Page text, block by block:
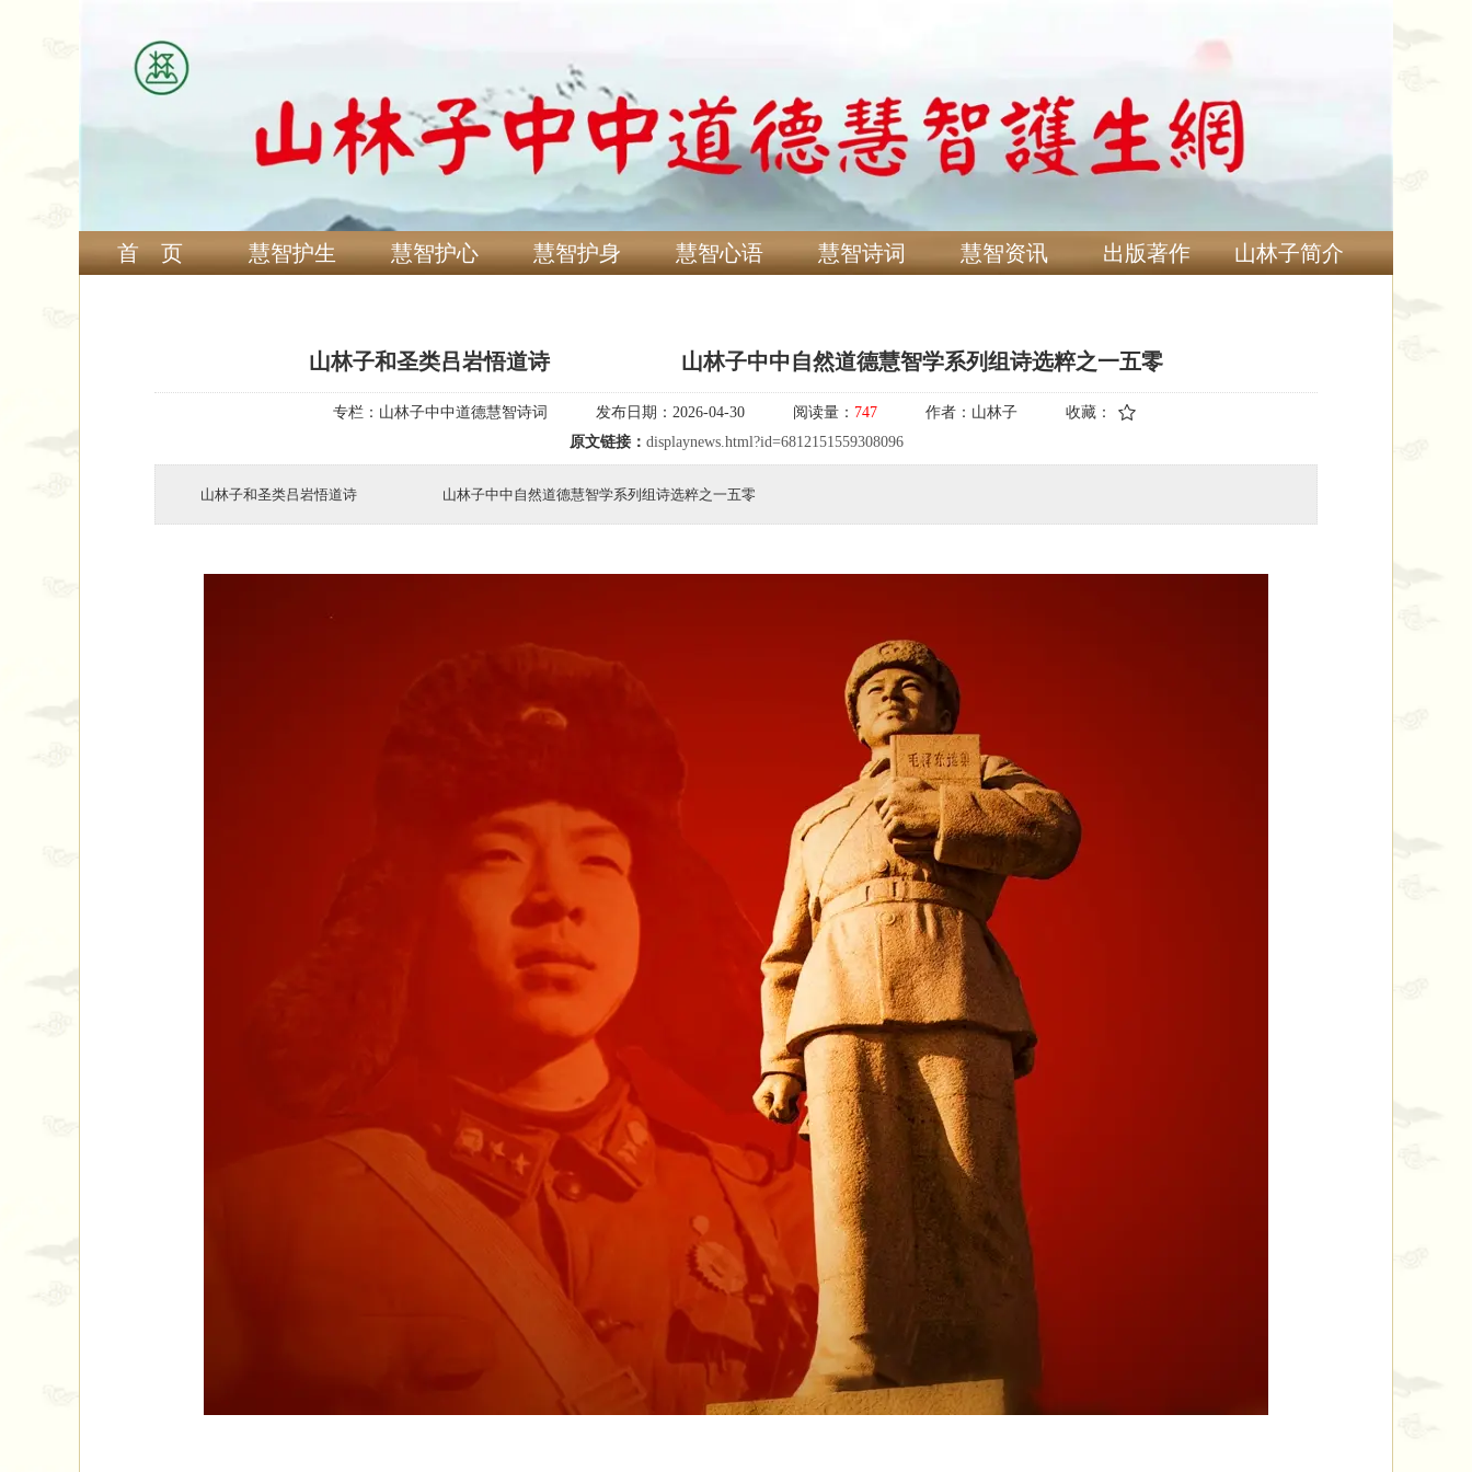
首 页 慧智护生 慧智护心 慧智护身 慧智心语 慧智诗词 慧智资讯 出版著作 山林子简介
山林子和圣类吕岩悟道诗 ​ ​ ​ 山林子中中自然道德慧智学系列组诗选粹之一五零
专栏： 山林子中中道德慧智诗词 发布日期： 2026-04-30 阅读量： 747 作者： 山林子
收藏：
原文链接： displaynews.html?id=6812151559308096
山林子和圣类吕岩悟道诗 ​ ​ ​ 山林子中中自然道德慧智学系列组诗选粹之一五零